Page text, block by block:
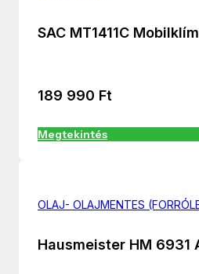
SAC MT1411C
189 990 Ft
Megtekintés
OLAJ- OLAJMENTES
Hausmeister HM 6931